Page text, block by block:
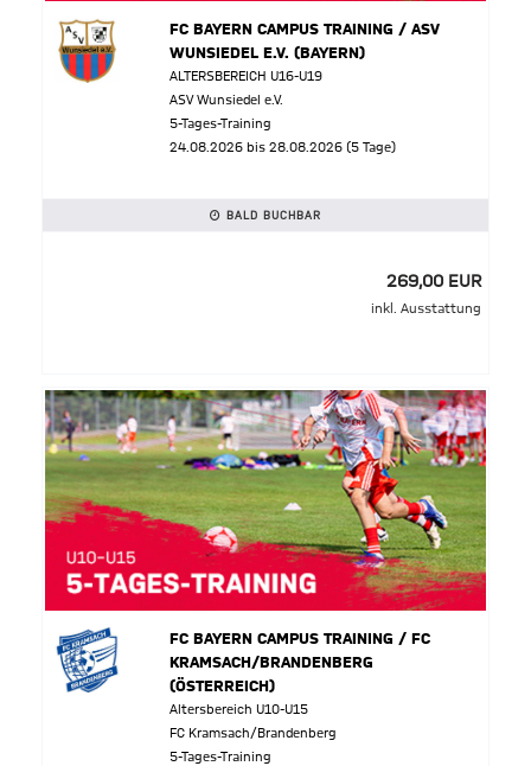
FC BAYERN CAMPUS TRAINING / ASV
WUNSIEDEL E.V. (BAYERN)
ALTERSBEREICH U16-U19
ASV Wunsiedel e.V.
5-Tages-Training
24.08.2026 bis 28.08.2026 (5 Tage)
BALD BUCHBAR
269,00 EUR
inkl. Ausstattung
FC BAYERN CAMPUS TRAINING / FC
KRAMSACH/BRANDENBERG
(ÖSTERREICH)
Altersbereich U10-U15
FC Kramsach/Brandenberg
5-Tages-Training